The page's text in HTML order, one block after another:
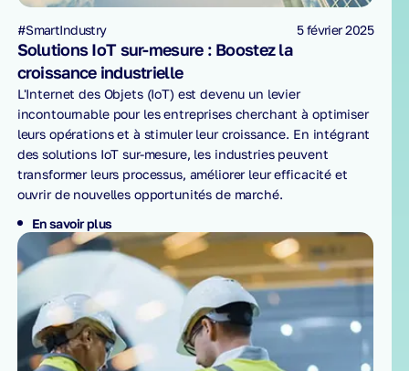
Solutions IoT sur-mesure : Boostez la
croissance industrielle
L'Internet des Objets (IoT) est devenu un levier
incontournable pour les entreprises cherchant à optimiser
leurs opérations et à stimuler leur croissance. En intégrant
des solutions IoT sur-mesure, les industries peuvent
transformer leurs processus, améliorer leur efficacité et
ouvrir de nouvelles opportunités de marché.
#SmartIndustry 5 février 2025
En savoir plus